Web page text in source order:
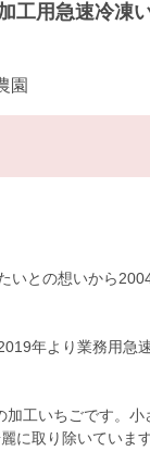
工用急速冷凍
園
いとの想いから
年より業務用急
工いちごです。
に取り除いていま